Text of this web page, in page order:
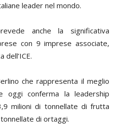
leader nel mondo.
anche la significativa
con 9 imprese associate,
dell’ICE.
che rappresenta il meglio
oggi conferma la leadership
milioni di tonnellate di frutta
di ortaggi.